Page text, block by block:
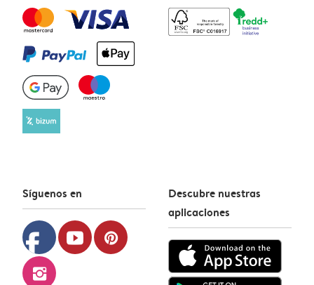
Síguenos en
facebook youtube pinterest
instagram
Descubre nuestras
aplicaciones